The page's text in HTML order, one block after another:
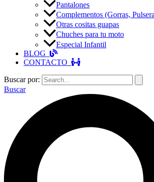
Pantalones
Complementos (Gorras,
Otras cositas guapas
Chuches para tu moto
Especial Infantil
BLOG
CONTACTO
Buscar por:
Buscar